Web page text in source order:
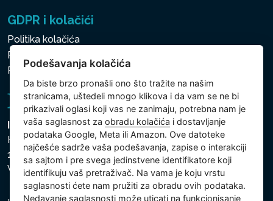
GDPR i kolačići
Politika kolačića
Politika zaštite ličnih i drugih obrađivanih podataka
Politika kolačića
Intex Trading, s.r.o.
Hradecká 2526/3
130 00 Praha 3
Vinohrady - Česká republika
Podešavanja kolačića
Da biste brzo pronašli ono što tražite na našim
stranicama, uštedeli mnogo klikova i da vam se ne bi
prikazivali oglasi koji vas ne zanimaju, potrebna nam je
vaša saglasnost zaobradu kolačića i dostavljanje
podataka Google, Meta ili Amazon. Ove datoteke
najčešće sadrže vaša podešavanja, zapise o interakciji
sa sajtom i pre svega jedinstvene identifikatore koji
identifikuju vaš pretraživač. Na vama je koju vrstu
saglasnosti ćete nam pružiti za obradu ovih podataka.
Nedavanje saglasnosti može uticati na funkcionisanje